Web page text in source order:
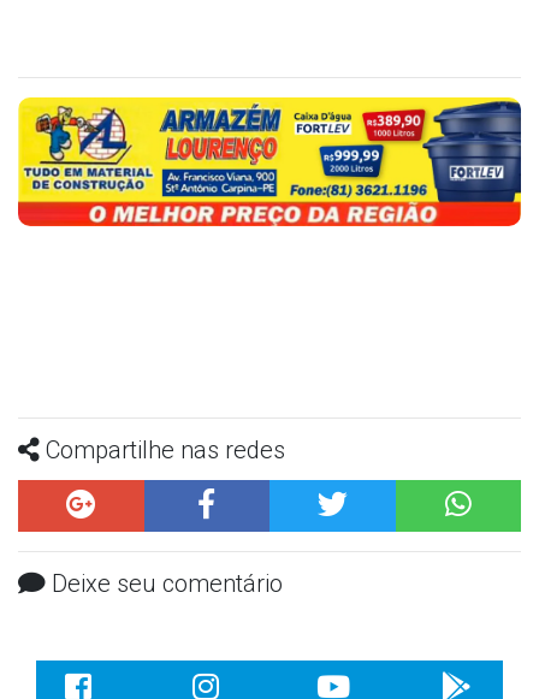
Compartilhe nas redes
Deixe seu comentário